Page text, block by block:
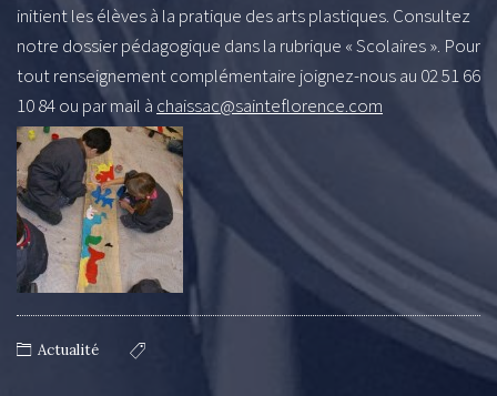
initient les élèves à la pratique des arts plastiques. Consultez
notre dossier pédagogique dans la rubrique « Scolaires ». Pour
tout renseignement complémentaire joignez-nous au 02 51 66
10 84 ou par mail à chaissac@sainteflorence.com
Actualité